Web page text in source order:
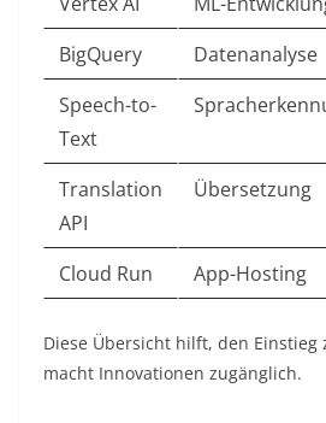
BigQuery
Datenanalyse
Speech-to-
Text
Translation
API
Übersetzung
Cloud Run App-Hosting
Diese Übersicht hilft, den Einstieg
macht Innovationen zugänglich.​